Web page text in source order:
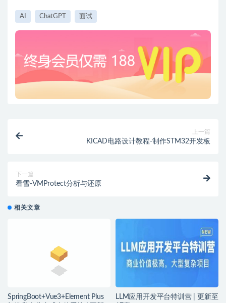
AI ChatGPT 面试
上一篇
KICAD电路设计教程-制作STM32开发板
下一篇
看雪-VMProtect分析与还原
相关文章
SpringBoot+Vue3+Element Plus
LLM应用开发平台特训营 | 更新至